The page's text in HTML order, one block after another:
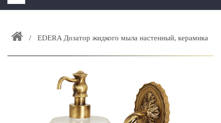
ЗАКАЗАТЬ РАСЧЕТ КУХНИ CAPRIGO
+
ИНТЕРЬЕРНАЯ МЕБЕЛЬ
КАТАЛОГ МЕБЕЛИ ДЛЯ ВАННОЙ КОМНАТЫ
ДОСТАВКА И ВОЗВРАТ
EDERA Дозатор жидкого мыла настенный, керамика